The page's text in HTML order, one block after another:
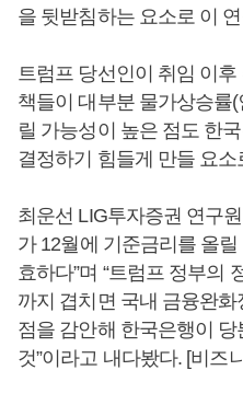
을 뒷받침하는 요소로 이
트럼프 당선인이 취임 이
책들이 대부분 물가상승률
릴 가능성이 높은 점도 한
결정하기 힘들게 만들 요소
최운선 LIG투자증권 연구
가 12월에 기준금리를 올
효하다”며 “트럼프 정부의
까지 겹치면 국내 금융완
점을 감안해 한국은행이
것”이라고 내다봤다. [비즈